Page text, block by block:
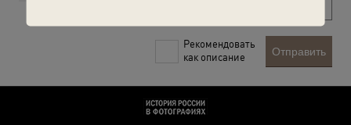
Рекомендовать
как описание
Отправить